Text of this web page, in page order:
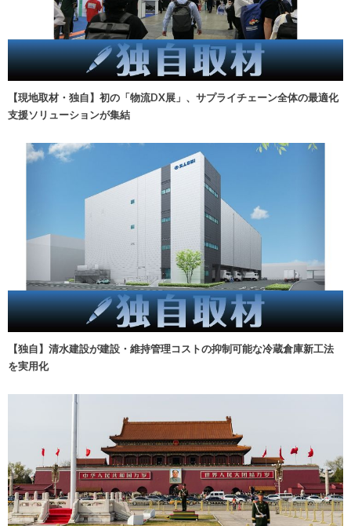
【現地取材・独自】初の「物流DX展」、サプライチェーン全体の最適化
支援ソリューションが集結
【独自】清水建設が建設・維持管理コストの抑制可能な冷蔵倉庫新工法
を実用化